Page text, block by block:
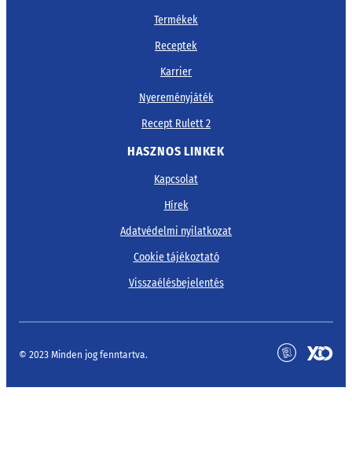
Termékek
Receptek
Karrier
Nyereményjáték
Recept Rulett 2
HASZNOS LINKEK
Kapcsolat
Hírek
Adatvédelmi nyilatkozat
Cookie tájékoztató
Visszaélésbejelentés
© 2023 Minden jog fenntartva.